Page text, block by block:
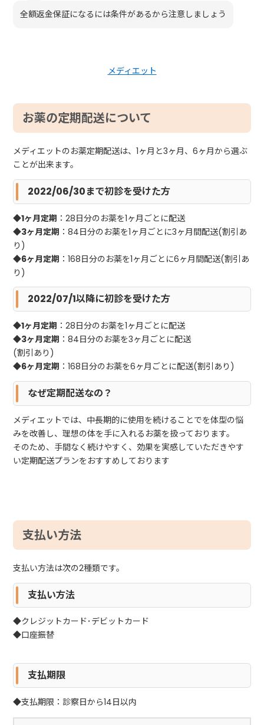
全額返金保証になるには条件があるから注意しましょう
メディエット
お薬の定期配送について
メディエットのお薬定期配送は、1ヶ月と3ヶ月、6ヶ月から選ぶ
ことが出来ます。
2022/06/30まで初診を受けた方
◆1ヶ月定期 ：28日分のお薬を1ヶ月ごとに配送
◆3ヶ月定期 ：84日分のお薬を1ヶ月ごとに3ヶ月間配送(割引あ
り)
◆6ヶ月定期 ：168日分のお薬を1ヶ月ごとに6ヶ月間配送(割引あ
り)
2022/07/1以降に初診を受けた方
◆1ヶ月定期 ：28日分のお薬を1ヶ月ごとに配送
◆3ヶ月定期 ：84日分のお薬を3ヶ月ごとに配送
(割引あり)
◆6ヶ月定期 ：168日分のお薬を6ヶ月ごとに配送(割引あり)
なぜ定期配送なの？
メディエットでは、中長期的に使用を続けることでを体型の悩
みを改善し、理想の体を手に入れるお薬を扱っております。
そのため、手間なく続けやすく、効果を実感していただきやす
い定期配送プランをおすすめしております
支払い方法
支払い方法は次の2種類です。
支払い方法
◆クレジットカード･デビットカード
◆口座振替
支払期限
◆支払期限：診察日から14日以内